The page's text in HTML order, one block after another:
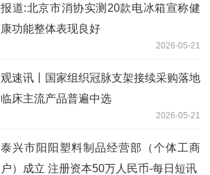
报道:北京市消协实测20款电冰箱宣称健
康功能整体表现良好
2026-05-21
观速讯丨国家组织冠脉支架接续采购落地
临床主流产品普遍中选
2026-05-21
泰兴市阳阳塑料制品经营部（个体工商
户）成立 注册资本50万人民币-每日短讯